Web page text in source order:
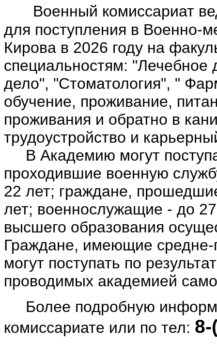
Военный комиссариат
для поступления в
Кирова в 2026 году на
специальностям:
дело", "Стоматология", "
обучение, проживание,
проживания и обратно в
трудоустройство и
В Академию могут
проходившие военную
22 лет; граждане,
лет; военнослужащие - до
высшего образования
Граждане, имеющие
могут поступать по
проводимых академией
Более подробную
комиссариате или по тел: 8-